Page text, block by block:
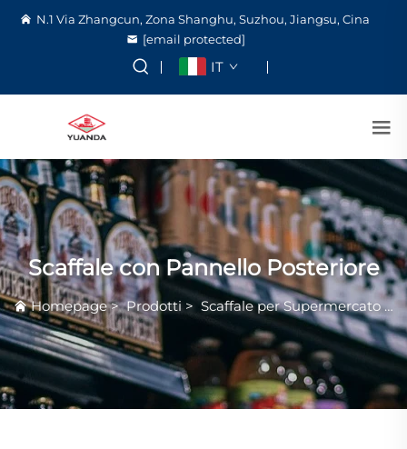
N.1 Via Zhangcun, Zona Shanghu, Suzhou, Jiangsu, Cina
[email protected]
IT
Scaffale con Pannello Posteriore
Homepage>Prodotti>Scaffale per Supermercato>